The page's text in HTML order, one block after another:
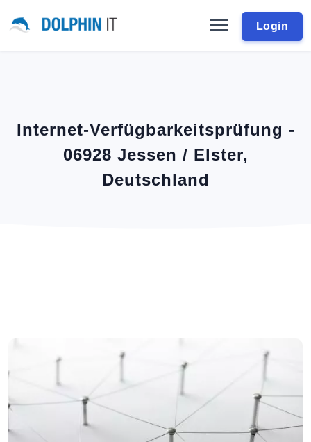
Login
Internet-Verfügbarkeitsprüfung -
06928 Jessen / Elster,
Deutschland